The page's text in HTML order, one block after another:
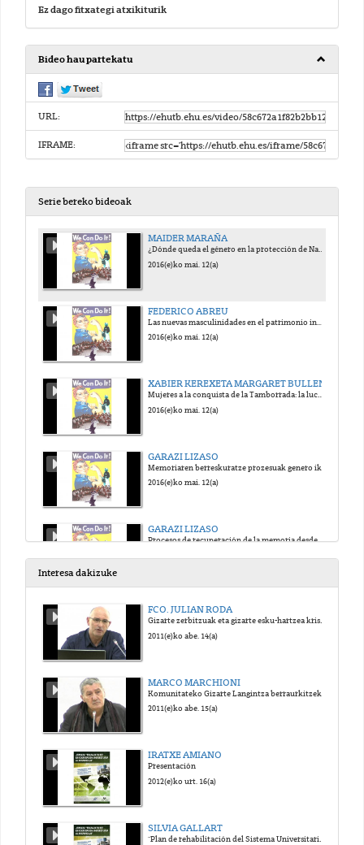
Ez dago fitxategi atxikiturik
Bideo hau partekatu
URL:
IFRAME:
Serie bereko bideoak
MAIDER MARAÑA
¿Dónde queda el género en la protección de Naciones Unidas al Patrimonio?
2016(e)ko mai. 12(a)
FEDERICO ABREU
Las nuevas masculinidades en el patrimonio inmaterial: el tango desde un análisis social y de género
2016(e)ko mai. 12(a)
XABIER KEREXETA MARGARET BULLEN
Mujeres a la conquista de la Tamborrada: la lucha de la mujeres por participar en el patrimonio inmaterial de Euskadi
2016(e)ko mai. 12(a)
GARAZI LIZASO
2016(e)ko mai. 12(a)
GARAZI LIZASO
Procesos de recuperación de la memoria desde un enfoque de género: la cárcel de mujeres de Saturarrán
Interesa dakizuke
FCO. JULIAN RODA
Gizarte zerbitzuak eta gizarte esku-hartzea krisi garaietan: bilakaera eta joerak
2011(e)ko abe. 14(a)
MARCO MARCHIONI
2011(e)ko abe. 15(a)
IRATXE AMIANO
Presentación
2012(e)ko urt. 16(a)
SILVIA GALLART
"Plan de rehabilitación del Sistema Universitario en Haití"